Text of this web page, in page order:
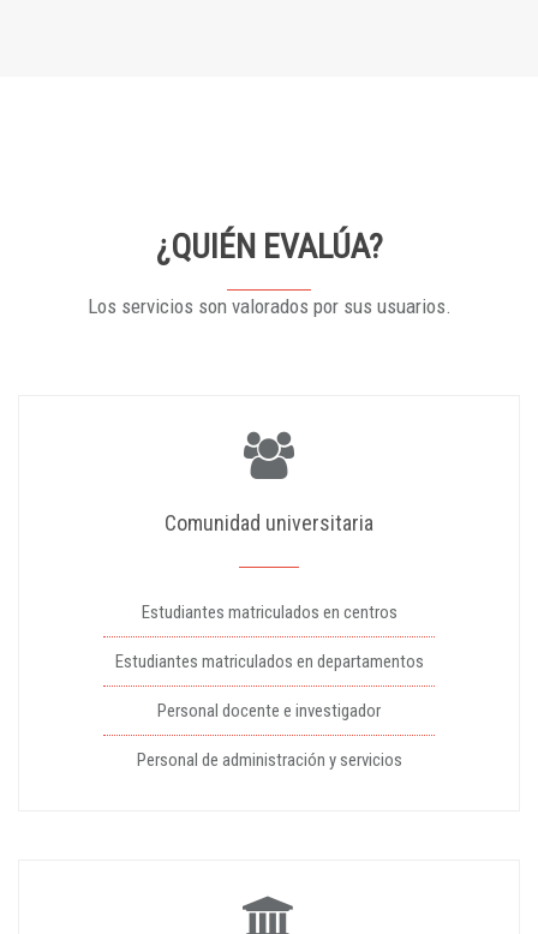
¿QUIÉN EVALÚA?
Los servicios son valorados por sus usuarios.
Comunidad universitaria
Estudiantes matriculados en centros
Estudiantes matriculados en departamentos
Personal docente e investigador
Personal de administración y servicios